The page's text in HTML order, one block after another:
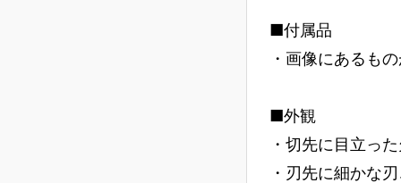
■付属品
・画像にあるも
■外観
・切先に目立っ
・刃先に細かな